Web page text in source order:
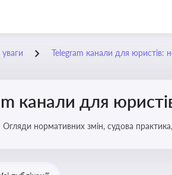
Telegram канали для юристів:
канали для
Огляди нормативних змін, судова